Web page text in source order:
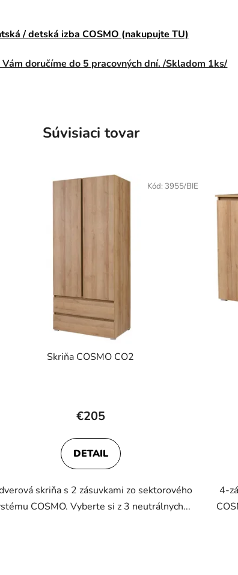
/ detská izba COSMO (nakupujte TU)
doručíme do 5 pracovných dní. /Skladom 1ks/
Súvisiaci tovar
Skriňa COSMO CO2
hodnotenie
je
5,0
5
hviezdičiek.
€205
DETAIL
skriňa s 2 zásuvkami zo sektorového
COSMO. Vyberte si z 3 neutrálnych...
Kód: 3955/BIE
4-